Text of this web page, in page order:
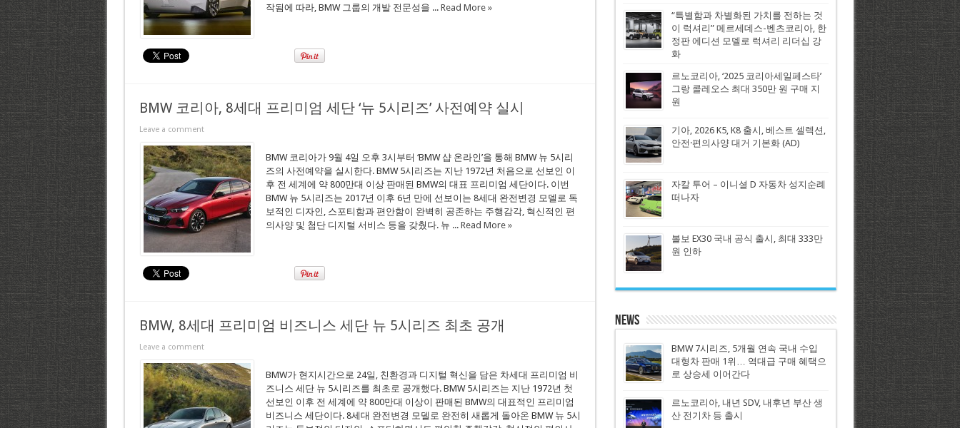
작됨에 따라, BMW 그룹의 개발 전문성을 ... Read More »
BMW 코리아, 8세대 프리미엄 세단 ‘뉴 5시리즈’ 사전예약 실시
Leave a comment
BMW 코리아가 9월 4일 오후 3시부터 ‘BMW 샵 온라인’을 통해 BMW 뉴 5시리
즈의 사전예약을 실시한다. BMW 5시리즈는 지난 1972년 처음으로 선보인 이
후 전 세계에 약 800만대 이상 판매된 BMW의 대표 프리미엄 세단이다. 이번
BMW 뉴 5시리즈는 2017년 이후 6년 만에 선보이는 8세대 완전변경 모델로 독
보적인 디자인, 스포티함과 편안함이 완벽히 공존하는 주행감각, 혁신적인 편
의사양 및 첨단 디지털 서비스 등을 갖췄다. 뉴 ... Read More »
BMW, 8세대 프리미엄 비즈니스 세단 뉴 5시리즈 최초 공개
Leave a comment
BMW가 현지시간으로 24일, 친환경과 디지털 혁신을 담은 차세대 프리미엄 비
즈니스 세단 뉴 5시리즈를 최초로 공개했다. BMW 5시리즈는 지난 1972년 첫
선보인 이후 전 세계에 약 800만대 이상이 판매된 BMW의 대표적인 프리미엄
비즈니스 세단이다. 8세대 완전변경 모델로 완전히 새롭게 돌아온 BMW 뉴 5시
“특별함과 차별화된 가치를 전하는 것
이 럭셔리” 메르세데스-벤츠코리아, 한
정판 에디션 모델로 럭셔리 리더십 강
화
르노코리아, ‘2025 코리아세일페스타’
그랑 콜레오스 최대 350만 원 구매 지
원
기아, 2026 K5, K8 출시, 베스트 셀렉션,
안전·편의사양 대거 기본화 (AD)
자칼 투어 – 이니셜 D 자동차 성지순례
떠나자
볼보 EX30 국내 공식 출시, 최대 333만
원 인하
News
BMW 7시리즈, 5개월 연속 국내 수입
대형차 판매 1위… 역대급 구매 혜택으
로 상승세 이어간다
르노코리아, 내년 SDV, 내후년 부산 생
산 전기차 등 출시